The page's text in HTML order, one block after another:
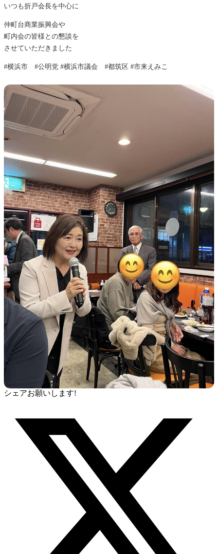
いつも折戸会長を中心に
仲町台商業振興会や
町内会の皆様との懇談を
させていただきました
#横浜市 #公明党 #横浜市議会 #都筑区 #市来えみこ
シェアお願いします!